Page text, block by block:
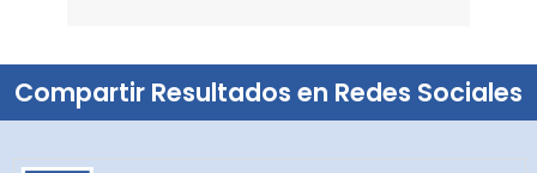
Compartir Resultados en Redes Sociales